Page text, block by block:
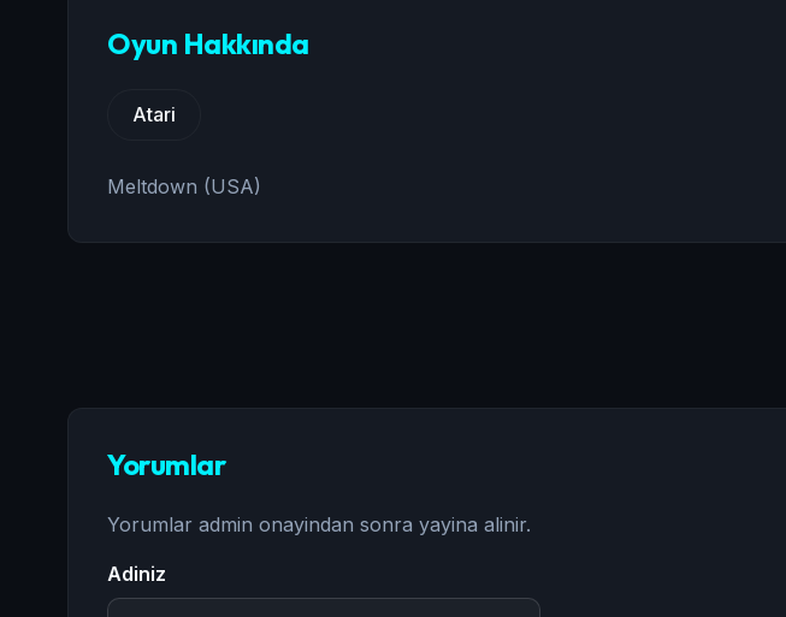
Oyun Hakkında
Atari
Meltdown (USA)
Yorumlar
Yorumlar admin onayindan sonra yayina alinir.
Adiniz